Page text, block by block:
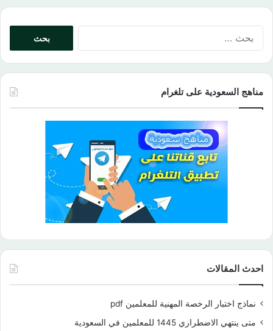
مناهج السعودية على تلغرام
احدث المقالات
نماذج اختبار الرخصة المهنية للمعلمين pdf
متى ينتهي الاضطراري 1445 للمعلمين في السعودية